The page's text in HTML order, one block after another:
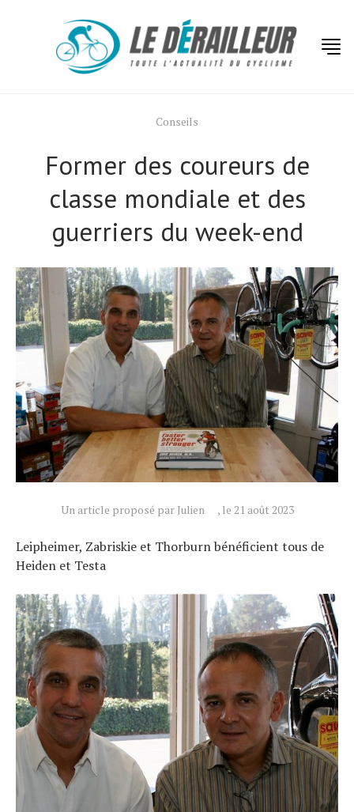
Conseils
Former des coureurs de
classe mondiale et des
guerriers du week-end
Un article proposé par Julien , le 21 août 2023
Leipheimer, Zabriskie et Thorburn bénéficient tous de
Heiden et Testa